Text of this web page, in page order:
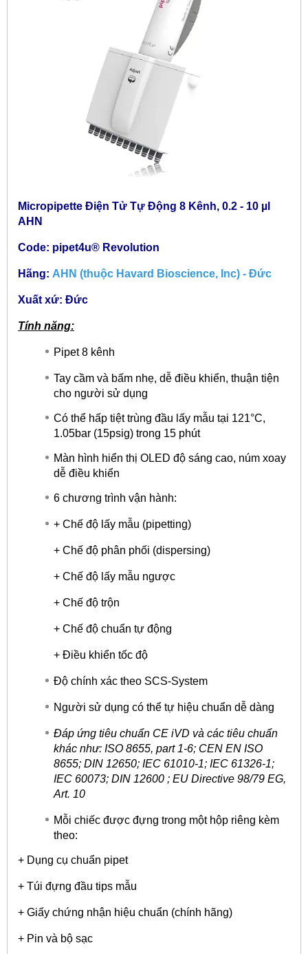
Micropipette Điện Tử Tự Động 8 Kênh, 0.2 - 10 µl
AHN
Code: pipet4u® Revolution
Hãng: AHN (thuộc Havard Bioscience, Inc) - Đức
Xuất xứ: Đức
Tính năng:
Pipet 8 kênh
Tay cầm và bấm nhẹ, dễ điều khiển, thuận tiện
cho người sử dụng
Có thể hấp tiệt trùng đầu lấy mẫu tại 121°C,
1.05bar (15psig) trong 15 phút
Màn hình hiển thị OLED độ sáng cao, núm xoay
dễ điều khiển
6 chương trình vận hành:
+ Chế độ lấy mẫu (pipetting)
+ Chế độ phân phối (dispersing)
+ Chế độ lấy mẫu ngược
+ Chế độ trộn
+ Chế độ chuẩn tự động
+ Điều khiển tốc độ
Độ chính xác theo SCS-System
Người sử dụng có thể tự hiệu chuẩn dễ dàng
Đáp ứng tiêu chuẩn CE iVD và các tiêu chuẩn
khác như: ISO 8655, part 1-6; CEN EN ISO
8655; DIN 12650; IEC 61010-1; IEC 61326-1;
IEC 60073; DIN 12600 ; EU Directive 98/79 EG,
Art. 10
Mỗi chiếc được đựng trong một hộp riêng kèm
theo:
+ Dụng cụ chuẩn pipet
+ Túi đựng đầu tips mẫu
+ Giấy chứng nhận hiệu chuẩn (chính hãng)
+ Pin và bộ sạc